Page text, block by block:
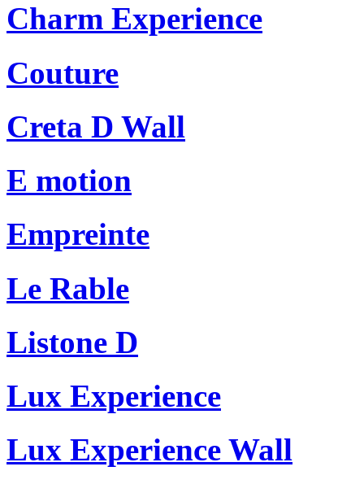
Charm Experience
Couture
Creta D Wall
E motion
Empreinte
Le Rable
Listone D
Lux Experience
Lux Experience Wall